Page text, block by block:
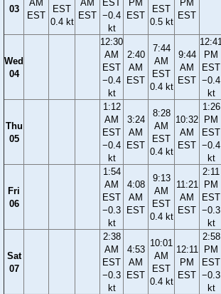
03
AM
EST
EST
0.4 kt
AM
EST
EST
−0.4
kt
PM
EST
EST
0.5 kt
PM
EST
Wed
04
12:30
AM
EST
−0.4
kt
2:40
AM
EST
7:44
AM
EST
0.4 kt
9:44
AM
EST
12:41
PM
EST
−0.4
kt
Thu
05
1:12
AM
EST
−0.4
kt
3:24
AM
EST
8:28
AM
EST
0.4 kt
10:32
AM
EST
1:26
PM
EST
−0.4
kt
Fri
06
1:54
AM
EST
−0.3
kt
4:08
AM
EST
9:13
AM
EST
0.4 kt
11:21
AM
EST
2:11
PM
EST
−0.3
kt
Sat
07
2:38
AM
EST
−0.3
kt
4:53
AM
EST
10:01
AM
EST
0.4 kt
12:11
PM
EST
2:58
PM
EST
−0.3
kt